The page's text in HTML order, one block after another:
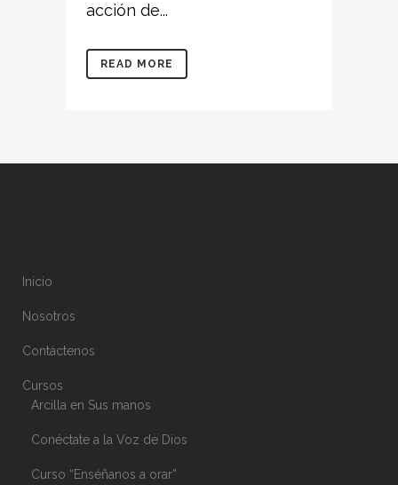
acción de...
READ MORE
Inicio
Nosotros
Contáctenos
Cursos
Arcilla en Sus manos
Conéctate a la Voz de Dios
Curso “Enséñanos a orar”